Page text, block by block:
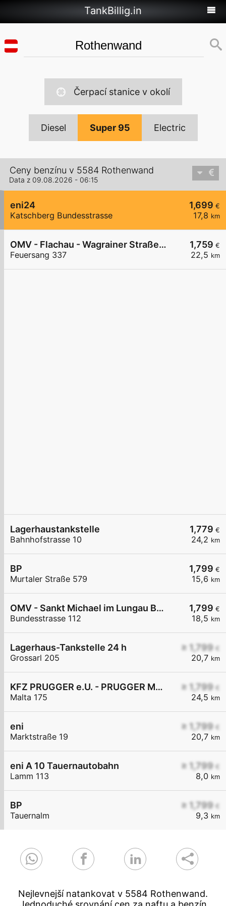
TankBillig.in
Čerpací stanice v okolí
Diesel Super 95 Electric
Ceny benzínu v 5584 Rothenwand
Data z 09.08.2026 - 06:15
1,699 €
17,8 km
eni24
Katschberg Bundesstrasse
1,759 €
22,5 km
OMV - Flachau - Wagrainer Straße 337
Feuersang 337
1,779 €
24,2 km
Lagerhaustankstelle
Bahnhofstrasse 10
1,799 €
15,6 km
BP
Murtaler Straße 579
1,799 €
18,5 km
OMV - Sankt Michael im Lungau Bundesstraße 112
Bundesstrasse 112
≥ 1,799 €
20,7 km
Lagerhaus-Tankstelle 24 h
Grossarl 205
≥ 1,799 €
24,5 km
KFZ PRUGGER e.U. - PRUGGER Maltatal Diskont
Malta 175
≥ 1,799 €
20,7 km
eni
Marktstraße 19
≥ 1,799 €
8,0 km
eni A 10 Tauernautobahn
Lamm 113
≥ 1,799 €
9,3 km
BP
Tauernalm
Nejlevnejší natankovat v 5584 Rothenwand.